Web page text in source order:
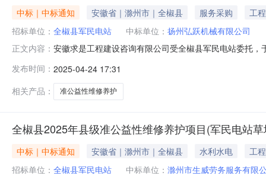
中标｜中标通知 安徽省｜滁州市｜全椒县 服务采购
工程
招标单位： 全椒县军民电站 中标单位： 扬州弘跃机械有限公司
正文内容： 安徽求是工程建设咨询有限公司受全椒县军民电站委托
至2025年4月25日选取单位联系人：曹主席联系电话：
发布时间： 2025-04-24 17:31
相关产品：
准公益性维修养护
全椒县2025年县级准公益性维修养护项目(军民电站
中标｜中标通知 安徽省｜滁州市｜全椒县 水利水电
工程
招标单位： 全椒县军民电站 中标单位： 滁州市生威劳务服务有限